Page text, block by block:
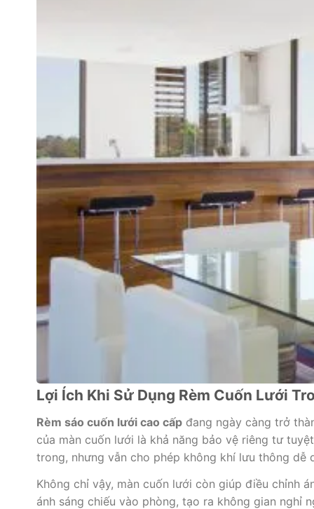
Lợi Ích Khi Sử Dụng Rèm Cuốn Lưới
Rèm sáo cuốn lưới cao cấpđang ngày càng trở
của màn cuốn lưới là khả năng bảo vệ riêng tư
trong, nhưng vẫn cho phép không khí lưu thông
Không chỉ vậy, màn cuốn lưới còn giúp điều chỉnh
ánh sáng chiếu vào phòng, tạo ra không gian nghỉ